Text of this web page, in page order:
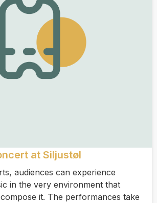
at Siljustøl
audiences can experience
in the very environment that
it. The performances take